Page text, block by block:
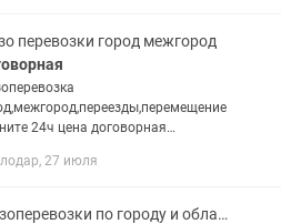
перевозки город межгород
24ч цена договорная
27 июля
Грузоперевозки по городу и области